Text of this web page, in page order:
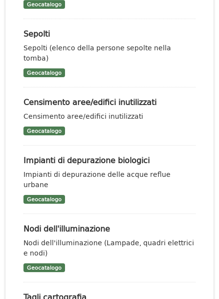
Geocatalogo
Sepolti
Sepolti (elenco della persone sepolte nella
tomba)
Geocatalogo
Censimento aree/edifici inutilizzati
Censimento aree/edifici inutilizzati
Geocatalogo
Impianti di depurazione biologici
Impianti di depurazione delle acque reflue
urbane
Geocatalogo
Nodi dell'illuminazione
Nodi dell'illuminazione (Lampade, quadri elettrici
e nodi)
Geocatalogo